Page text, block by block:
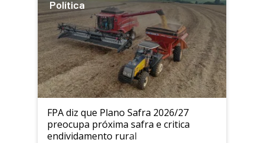
Política
FPA diz que Plano Safra 2026/27
preocupa próxima safra e critica
endividamento rural